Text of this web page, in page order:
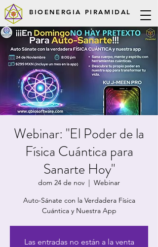
BIOENERGIA PIRAMIDAL
Webinar: "El Poder de la
Física Cuántica para
Sanarte Hoy"
dom 24 de nov
  |
Webinar
Auto-Sánate con la Verdadera Física
Cuántica y Nuestra App
Las entradas no están a la venta